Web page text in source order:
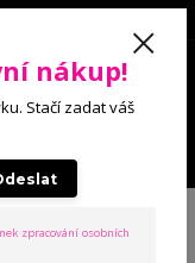
0 Kč
nákup!
Stačí zadat váš
zpracování osobních